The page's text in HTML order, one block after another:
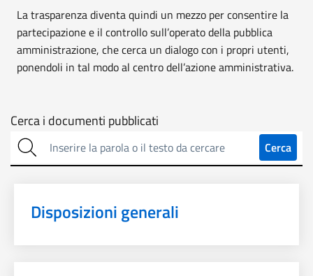
La trasparenza diventa quindi un mezzo per consentire la
partecipazione e il controllo sull’operato della pubblica
amministrazione, che cerca un dialogo con i propri utenti,
ponendoli in tal modo al centro dell’azione amministrativa.
Cerca
sulla
Cerca i documenti pubblicati
Cerca
Disposizioni generali